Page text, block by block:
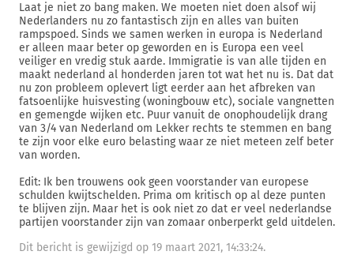
Laat je niet zo bang maken. We moeten niet doen alsof wij
Nederlanders nu zo fantastisch zijn en alles van buiten
rampspoed. Sinds we samen werken in europa is Nederland
er alleen maar beter op geworden en is Europa een veel
veiliger en vredig stuk aarde. Immigratie is van alle tijden en
maakt nederland al honderden jaren tot wat het nu is. Dat dat
nu zon probleem oplevert ligt eerder aan het afbreken van
fatsoenlijke huisvesting (woningbouw etc), sociale vangnetten
en gemengde wijken etc. Puur vanuit de onophoudelijk drang
van 3/4 van Nederland om Lekker rechts te stemmen en bang
te zijn voor elke euro belasting waar ze niet meteen zelf beter
van worden.
Edit: Ik ben trouwens ook geen voorstander van europese
schulden kwijtschelden. Prima om kritisch op al deze punten
te blijven zijn. Maar het is ook niet zo dat er veel nederlandse
partijen voorstander zijn van zomaar onberperkt geld uitdelen.
Dit bericht is gewijzigd op 19 maart 2021, 14:33:24.